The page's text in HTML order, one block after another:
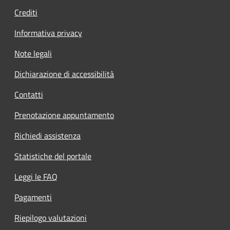
Crediti
Informativa privacy
Note legali
Dichiarazione di accessibilità
Contatti
Prenotazione appuntamento
Richiedi assistenza
Statistiche del portale
Leggi le FAQ
Pagamenti
Riepilogo valutazioni